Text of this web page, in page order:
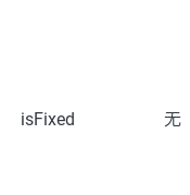
isFixed 无